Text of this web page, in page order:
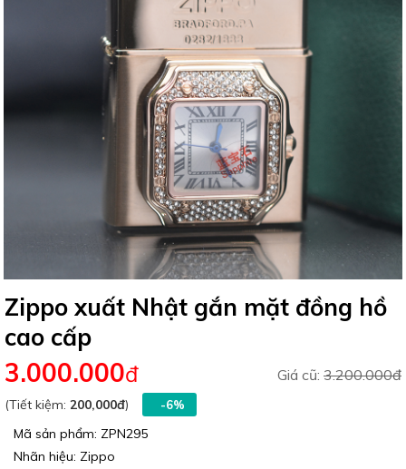
Zippo xuất Nhật gắn mặt đồng hồ
cao cấp
Giá cũ: 3.200.000đ
3.000.000đ
(Tiết kiệm: 200,000đ) -6%
Mã sản phẩm: ZPN295
Nhãn hiệu: Zippo